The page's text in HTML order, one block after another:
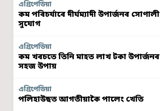
এগ্ৰিপেডিয়া
কম পৰিচৰ্যাৰে দীৰ্ঘম্যাদী উপাৰ্জনৰ সোণালী
সুযোগ
এগ্ৰিপেডিয়া
কম খৰচতে তিনি মাহত লাখ টকা উপাৰ্জনৰ
সহজ উপায়
এগ্ৰিপেডিয়া
পলিহাউছত আগতীয়াকৈ পালেং খেতি